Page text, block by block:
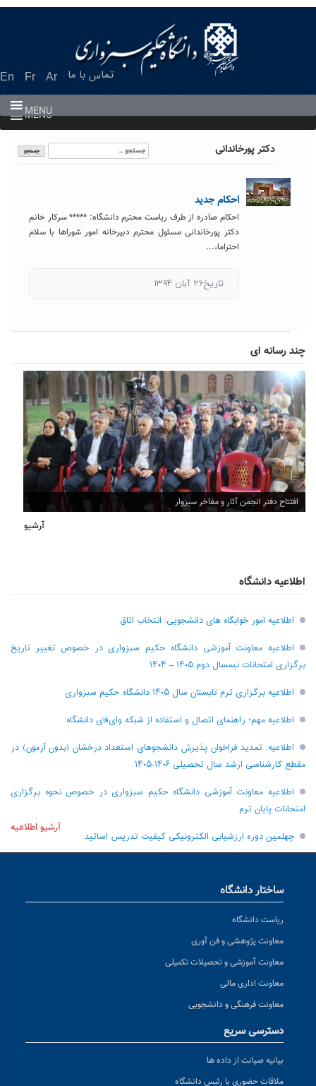
En Fr Ar تماس با ما
MENU
MENU
دکتر پورخاندانی
جستجو
برای:
احکام جدید
احکام صادره از طرف ریاست محترم دانشگاه: ***** سرکار خانم
دکتر پورخاندانی مسئول محترم دبیرخانه امور شوراها با سلام
احتراما،...
تاریخ۲۶ آبان ۱۳۹۴
چند رسانه ای
افتتاح دفتر انجمن آثار و مفاخر سبزوار
آرشیو
اطلاعیه دانشگاه
اطلاعیه امور خوابگاه های دانشجویی: انتخاب اتاق
اطلاعیه معاونت آموزشی دانشگاه حکیم سبزواری در خصوص تغییر تاریخ
برگزاری امتحانات نیمسال دوم ۱۴۰۵ – ۱۴۰۴
اطلاعیه برگزاری ترم تابستان سال ۱۴۰۵ دانشگاه حکیم سبزواری
اطلاعیه مهم؛ راهنمای اتصال و استفاده از شبکه وای‌فای دانشگاه
اطلاعیه: تمدید فراخوان پذیرش دانشجو‌های استعداد درخشان (بدون آزمون) در
مقطع کارشناسی ارشد سال تحصیلی ۱۴۰۶-۱۴۰۵
اطلاعیه معاونت آموزشی دانشگاه حکیم سبزواری در خصوص نحوه برگزاری
امتحانات پایان ترم
چهلمین دوره ارزشیابی الکترونیکی کیفیت تدریس اساتید
آرشیو اطلاعیه
ساختار دانشگاه
ریاست دانشگاه
معاونت پژوهشی و فن آوری
معاونت آموزشی و تحصیلات تکمیلی
معاونت اداری مالی
معاونت فرهنگی و دانشجویی
دسترسی سریع
بیانیه صیانت از داده ها
ملاقات حضوری با رئیس دانشگاه